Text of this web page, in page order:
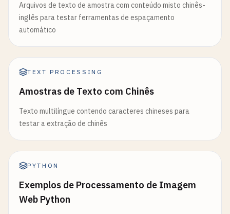
Arquivos de texto de amostra com conteúdo misto chinês-
inglês para testar ferramentas de espaçamento
automático
TEXT PROCESSING
Amostras de Texto com Chinês
Texto multilíngue contendo caracteres chineses para
testar a extração de chinês
PYTHON
Exemplos de Processamento de Imagem
Web Python